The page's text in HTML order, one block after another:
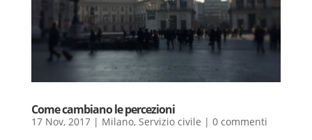
Come cambiano le percezioni
17 Nov, 2017| Milano, Servizio civile | 0 commenti